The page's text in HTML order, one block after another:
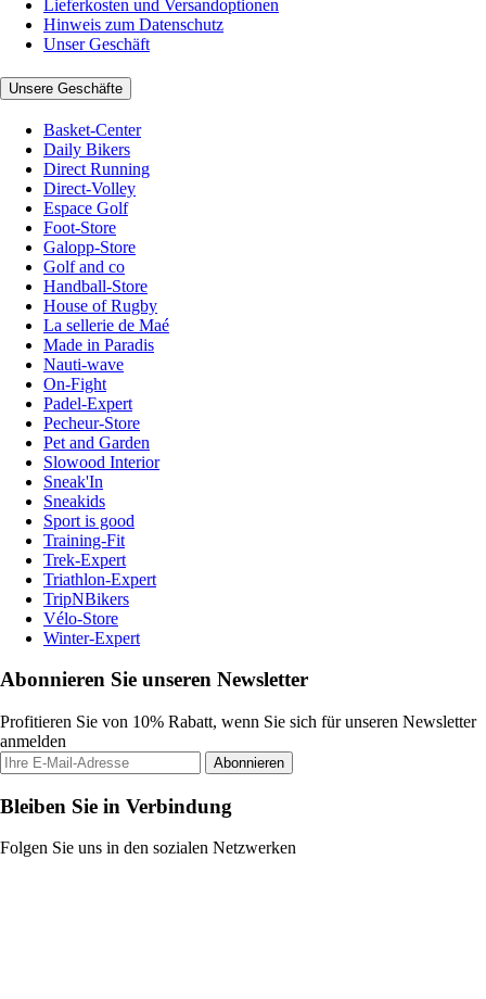
Lieferkosten und Versandoptionen
Hinweis zum Datenschutz
Unser Geschäft
Unsere Geschäfte
Basket-Center
Daily Bikers
Direct Running
Direct-Volley
Espace Golf
Foot-Store
Galopp-Store
Golf and co
Handball-Store
House of Rugby
La sellerie de Maé
Made in Paradis
Nauti-wave
On-Fight
Padel-Expert
Pecheur-Store
Pet and Garden
Slowood Interior
Sneak'In
Sneakids
Sport is good
Training-Fit
Trek-Expert
Triathlon-Expert
TripNBikers
Vélo-Store
Winter-Expert
Abonnieren Sie unseren Newsletter
Profitieren Sie von 10% Rabatt, wenn Sie sich für unseren Newsletter
anmelden
Abonnieren
Bleiben Sie in Verbindung
Folgen Sie uns in den sozialen Netzwerken